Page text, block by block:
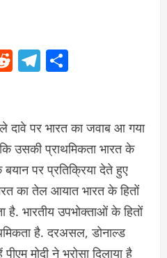
RedditTelegram
दावे पर भारत का जवाब आ गया
उसकी प्राथमिकता भारत के
पर प्रतिक्रिया देते हुए
का तेल आयात भारत के हितों
है. भारतीय उपभोक्ताओं के हितों
है. दरअसल, डोनाल्ड
मोदी ने भरोसा दिलाया है